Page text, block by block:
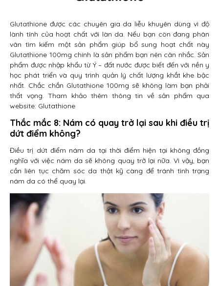
Glutathione được các chuyên gia da liễu khuyên dùng vì độ
lành tính của hoạt chất với làn da. Nếu bạn còn đang phân
vân tìm kiếm một sản phẩm giúp bổ sung hoạt chất này
Glutathione 100mg chính là sản phẩm bạn nên cân nhắc. Sản
phẩm được nhập khẩu từ Ý – đất nước được biết đến với nền y
học phát triển và quy trình quản lý chất lượng khắt khe bậc
nhất. Chắc chắn Glutathione 100mg sẽ không làm bạn phải
thất vọng. Tham khảo thêm thông tin về sản phẩm qua
website: Glutathione
Thắc mắc 8: Nám có quay trở lại sau khi điều trị
dứt điểm không?
Điều trị dứt điểm nám da tại thời điểm hiện tại không đồng
nghĩa với việc nám da sẽ không quay trở lại nữa. Vì vậy, bạn
cần liên tục chăm sóc da thật kỹ càng để tránh tình trạng
nám da có thể quay lại.